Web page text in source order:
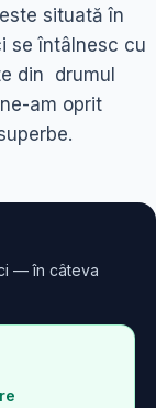
situată în
se întâlnesc cu
din drumul
am oprit
— în câteva